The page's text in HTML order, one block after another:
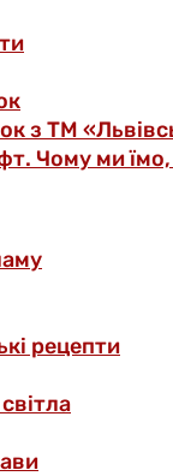
з ТМ
Чому ми їмо,
рецепти